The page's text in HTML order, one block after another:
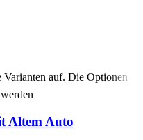
Varianten auf. Die Optionen
Altem Auto